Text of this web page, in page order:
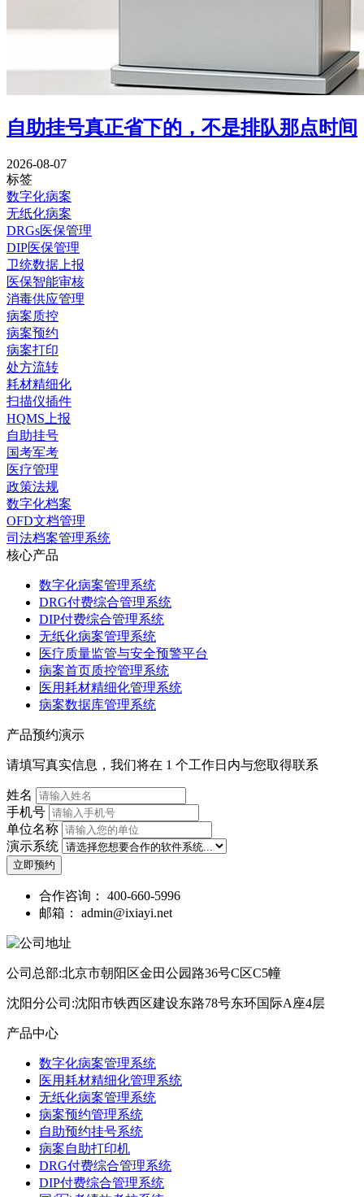
自助挂号真正省下的，不是排队那点时间
2026-08-07
标签
数字化病案
无纸化病案
DRGs医保管理
DIP医保管理
卫统数据上报
医保智能审核
消毒供应管理
病案质控
病案预约
病案打印
处方流转
耗材精细化
扫描仪插件
HQMS上报
自助挂号
国考军考
医疗管理
政策法规
数字化档案
OFD文档管理
司法档案管理系统
核心产品
数字化病案管理系统
DRG付费综合管理系统
DIP付费综合管理系统
无纸化病案管理系统
医疗质量监管与安全预警平台
病案首页质控管理系统
医用耗材精细化管理系统
病案数据库管理系统
产品预约演示
请填写真实信息，我们将在 1 个工作日内与您取得联系
姓名
手机号
单位名称
演示系统
立即预约
合作咨询： 400-660-5996
邮箱： admin@ixiayi.net
公司总部:北京市朝阳区金田公园路36号C区C5幢
沈阳分公司:沈阳市铁西区建设东路78号东环国际A座4层
产品中心
数字化病案管理系统
医用耗材精细化管理系统
无纸化病案管理系统
病案预约管理系统
自助预约挂号系统
病案自助打印机
DRG付费综合管理系统
DIP付费综合管理系统